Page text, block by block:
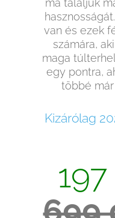
ma találjuk
van és ezek
számára,
maga
egy pontra,
többé
Kizárólag